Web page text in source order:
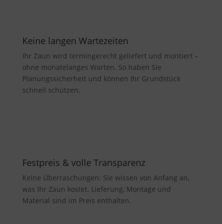
Keine langen Wartezeiten
Ihr Zaun wird termingerecht geliefert und montiert –
ohne monatelanges Warten. So haben Sie
Planungssicherheit und können Ihr Grundstück
schnell schützen.
Festpreis & volle Transparenz
Keine Überraschungen: Sie wissen von Anfang an,
was Ihr Zaun kostet. Lieferung, Montage und
Material sind im Preis enthalten.